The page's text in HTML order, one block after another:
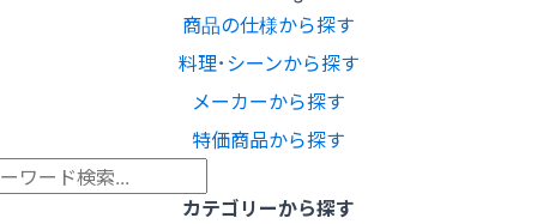
商品の仕様から探す
料理･シーンから探す
メーカーから探す
特価商品から探す
カテゴリーから探す